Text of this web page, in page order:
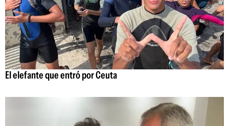
El elefante que entró por Ceuta